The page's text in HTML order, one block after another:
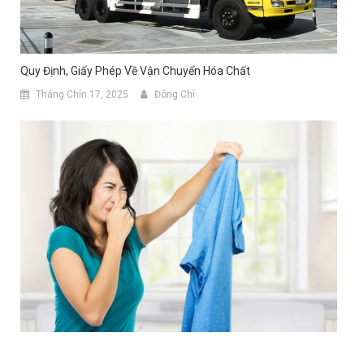
Quy Định, Giấy Phép Về Vận Chuyển Hóa Chất
Tháng Chín 17, 2025 Đông Chí